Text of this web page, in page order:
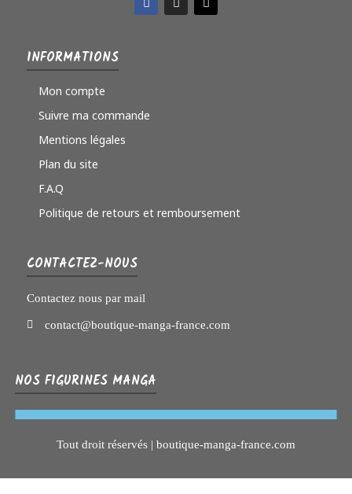
INFORMATIONS
Mon compte
Suivre ma commande
Mentions légales
Plan du site
F.A.Q
Politique de retours et remboursement
CONTACTEZ-NOUS
Contactez nous par mail
contact@boutique-manga-france.com
NOS FIGURINES MANGA
Tout droit réservés | boutique-manga-france.com